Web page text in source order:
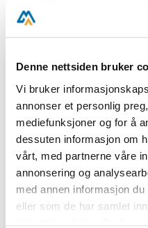
Denne nettsiden bruker
Vi bruker
annonser et personlig
mediefunksjoner og for å
dessuten informasjon om
vårt, med partnerne våre
annonsering og
med annen informasjon
eller som de har samlet
Utforsk historiske
Velkommen inn:
Mandag - fredag:
Mandag - søndag: kl.